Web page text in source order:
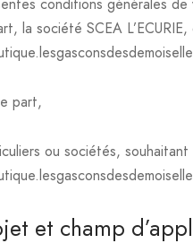
la société SCEA
part,
ou sociétés,
et champ